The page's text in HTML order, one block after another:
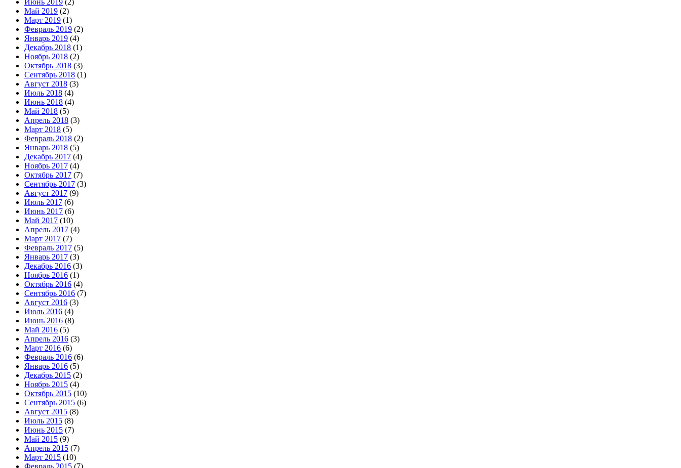
Май 2019 (2)
Март 2019 (1)
Февраль 2019 (2)
Январь 2019 (4)
Декабрь 2018 (1)
Ноябрь 2018 (2)
Октябрь 2018 (3)
Сентябрь 2018 (1)
Август 2018 (3)
Июль 2018 (4)
Июнь 2018 (4)
Май 2018 (5)
Апрель 2018 (3)
Март 2018 (5)
Февраль 2018 (2)
Январь 2018 (5)
Декабрь 2017 (4)
Ноябрь 2017 (4)
Октябрь 2017 (7)
Сентябрь 2017 (3)
Август 2017 (9)
Июль 2017 (6)
Июнь 2017 (6)
Май 2017 (10)
Апрель 2017 (4)
Март 2017 (7)
Февраль 2017 (5)
Январь 2017 (3)
Декабрь 2016 (3)
Ноябрь 2016 (1)
Октябрь 2016 (4)
Сентябрь 2016 (7)
Август 2016 (3)
Июль 2016 (4)
Июнь 2016 (8)
Май 2016 (5)
Апрель 2016 (3)
Март 2016 (6)
Февраль 2016 (6)
Январь 2016 (5)
Декабрь 2015 (2)
Ноябрь 2015 (4)
Октябрь 2015 (10)
Сентябрь 2015 (6)
Август 2015 (8)
Июль 2015 (8)
Июнь 2015 (7)
Май 2015 (9)
Апрель 2015 (7)
Март 2015 (10)
Февраль 2015 (7)